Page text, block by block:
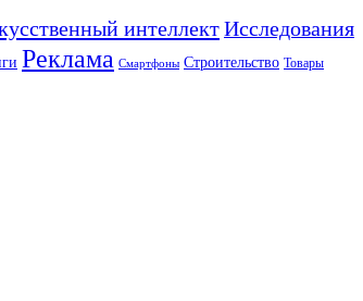
интеллектИсследования
Реклама Смартфоны Строительство Товары